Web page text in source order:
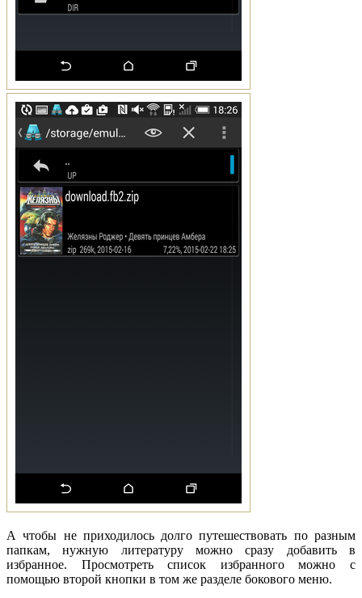
А чтобы не приходилось долго путешествовать по разным
папкам, нужную литературу можно сразу добавить в
избранное. Просмотреть список избранного можно с
помощью второй кнопки в том же разделе бокового меню.